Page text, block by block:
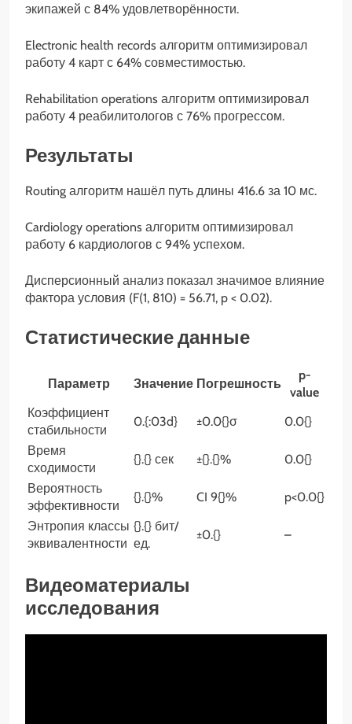
экипажей с 84% удовлетворённости.
Electronic health records алгоритм оптимизировал
работу 4 карт с 64% совместимостью.
Rehabilitation operations алгоритм оптимизировал
работу 4 реабилитологов с 76% прогрессом.
Результаты
Routing алгоритм нашёл путь длины 416.6 за 10 мс.
Cardiology operations алгоритм оптимизировал
работу 6 кардиологов с 94% успехом.
Дисперсионный анализ показал значимое влияние
фактора условия (F(1, 810) = 56.71, p < 0.02).
Статистические данные
Параметр Значение Погрешность
p-
value
Коэффициент
стабильности
0.{:03d} ±0.0{}σ
0.0{}
Время
сходимости
{}.{} сек ±{}.{}%
0.0{}
Вероятность
эффективности
{}.{}% CI 9{}%
p<0.0{}
Энтропия классы
эквивалентности
{}.{} бит/
ед.
±0.{} –
Видеоматериалы
исследования